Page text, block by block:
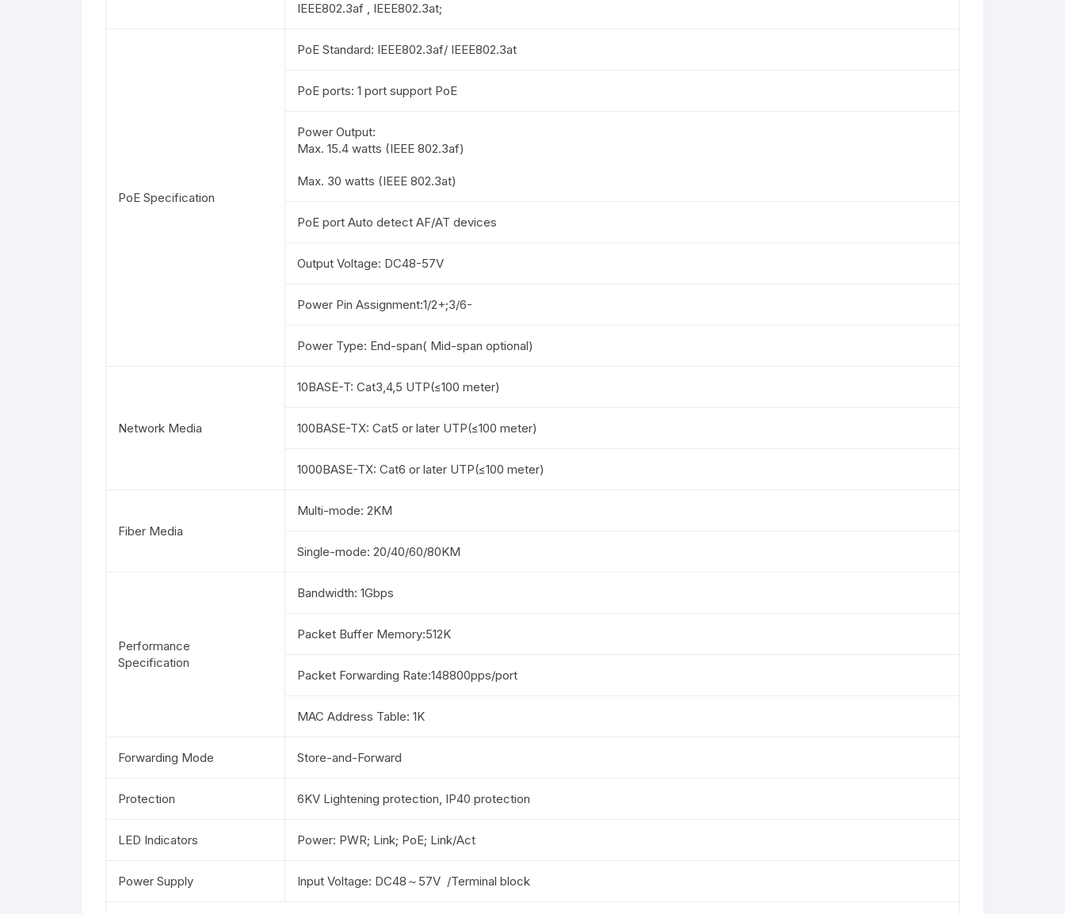
IEEE802.3af , IEEE802.3at;
PoE Specification
PoE Standard: IEEE802.3af/ IEEE802.3at
PoE ports: 1 port support PoE
Power Output:
Max. 15.4 watts (IEEE 802.3af)
Max. 30 watts (IEEE 802.3at)
PoE port Auto detect AF/AT devices
Output Voltage: DC48-57V
Power Pin Assignment:1/2+;3/6-
Power Type: End-span( Mid-span optional)
Network Media
10BASE-T: Cat3,4,5 UTP(≤100 meter)
100BASE-TX: Cat5 or later UTP(≤100 meter)
1000BASE-TX: Cat6 or later UTP(≤100 meter)
Fiber Media
Multi-mode: 2KM
Single-mode: 20/40/60/80KM
Performance
Specification
Bandwidth: 1Gbps
Packet Buffer Memory:512K
Packet Forwarding Rate:148800pps/port
MAC Address Table: 1K
Forwarding Mode Store-and-Forward
Protection 6KV Lightening protection, IP40 protection
LED Indicators Power: PWR; Link; PoE; Link/Act
Power Supply Input Voltage: DC48～57V /Terminal block